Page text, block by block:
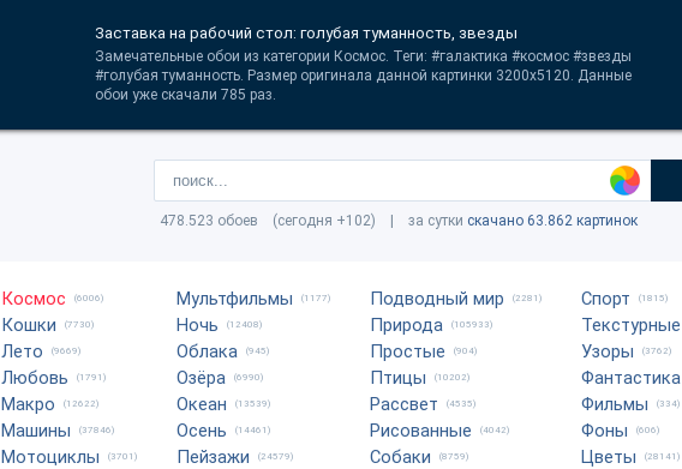
Заставка на рабочий стол: голубая туманность, звезды
Замечательные обои из категории Космос. Теги: #галактика #космос #звезды
#голубая туманность. Размер оригинала данной картинки 3200x5120. Данные
обои уже скачали 785 раз.
478.523 обоев (сегодня +102) | за сутки скачано 63.862 картинок
Космос (6006)
Кошки (7730)
Лето (9669)
Любовь (1791)
Макро (12622)
Машины (37846)
Мотоциклы (3701)
Мультфильмы (1177)
Ночь (12408)
Облака (945)
Озёра (6990)
Океан (13539)
Осень (14461)
Пейзажи (24579)
Подводный мир (2281)
Природа (105933)
Простые (904)
Птицы (10202)
Рассвет (4535)
Рисованные (4042)
Собаки (8759)
Спорт (1815)
Текстурные
Узоры (3762)
Фантастика
Фильмы (334)
Фоны (606)
Цветы (28141)